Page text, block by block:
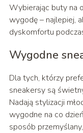
Wybierając buty na
wygodę – najlepiej,
dyskomfortu
Wygodne
Dla tych, którzy
sneakersy są
Nadają stylizacji
wygodne na co
sposób